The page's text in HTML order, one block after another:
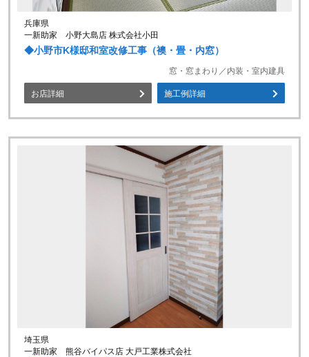
兵庫県
一新助家 小野大島店 株式会社小田
◆小野市K様邸和室改修工事（襖・畳・内窓）
窓・窓まわり／内装・室内建具
お店詳細 施工例詳細
埼玉県
一新助家 熊谷バイパス店 大戸工業株式会社